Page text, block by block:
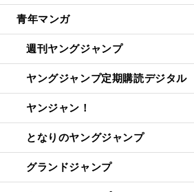
青年マンガ
週刊ヤングジャンプ
ヤングジャンプ定期購読デジタル
ヤンジャン！
となりのヤングジャンプ
グランドジャンプ